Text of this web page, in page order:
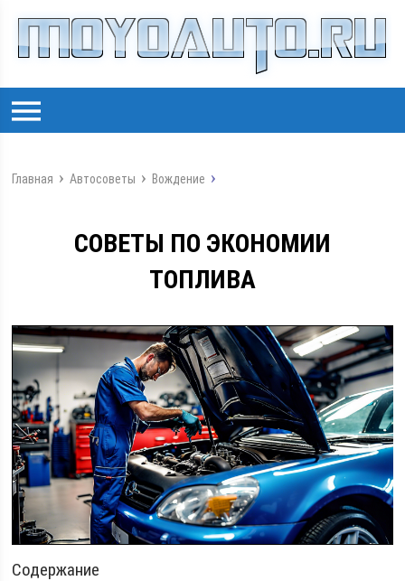
Главная Автосоветы Вождение
СОВЕТЫ ПО ЭКОНОМИИ
ТОПЛИВА
Содержание